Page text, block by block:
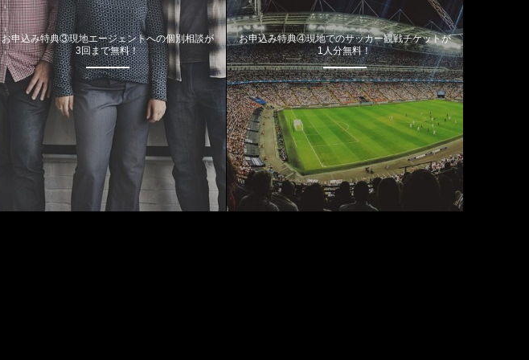
お申込み特典③現地エージェントへの個別相談が
3回まで無料！
お申込み特典④現地でのサッカー観戦チケットが
1人分無料！